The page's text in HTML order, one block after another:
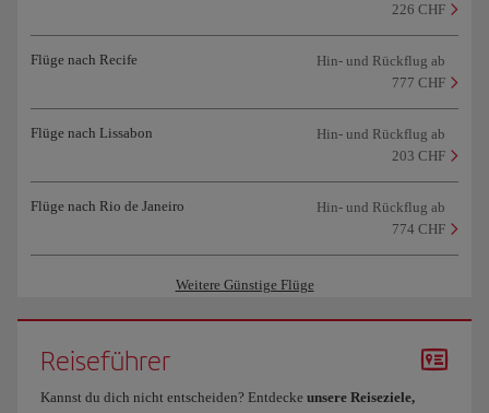
226 CHF
Flüge nach Recife
Hin- und Rückflug ab
777 CHF
Flüge nach Lissabon
Hin- und Rückflug ab
203 CHF
Flüge nach Rio de Janeiro
Hin- und Rückflug ab
774 CHF
Weitere Günstige Flüge
Reiseführer
Kannst du dich nicht entscheiden? Entdecke unsere Reiseziele,